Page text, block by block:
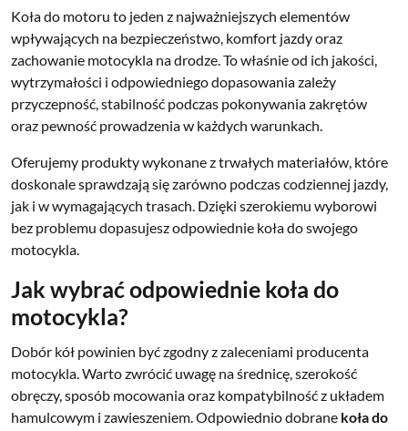
Koła do motoru to jeden z najważniejszych elementów
wpływających na bezpieczeństwo, komfort jazdy oraz
zachowanie motocykla na drodze. To właśnie od ich jakości,
wytrzymałości i odpowiedniego dopasowania zależy
przyczepność, stabilność podczas pokonywania zakrętów
oraz pewność prowadzenia w każdych warunkach.
Oferujemy produkty wykonane z trwałych materiałów, które
doskonale sprawdzają się zarówno podczas codziennej jazdy,
jak i w wymagających trasach. Dzięki szerokiemu wyborowi
bez problemu dopasujesz odpowiednie koła do swojego
motocykla.
Jak wybrać odpowiednie koła do
motocykla?
Dobór kół powinien być zgodny z zaleceniami producenta
motocykla. Warto zwrócić uwagę na średnicę, szerokość
obręczy, sposób mocowania oraz kompatybilność z układem
hamulcowym i zawieszeniem. Odpowiednio dobrane koła do